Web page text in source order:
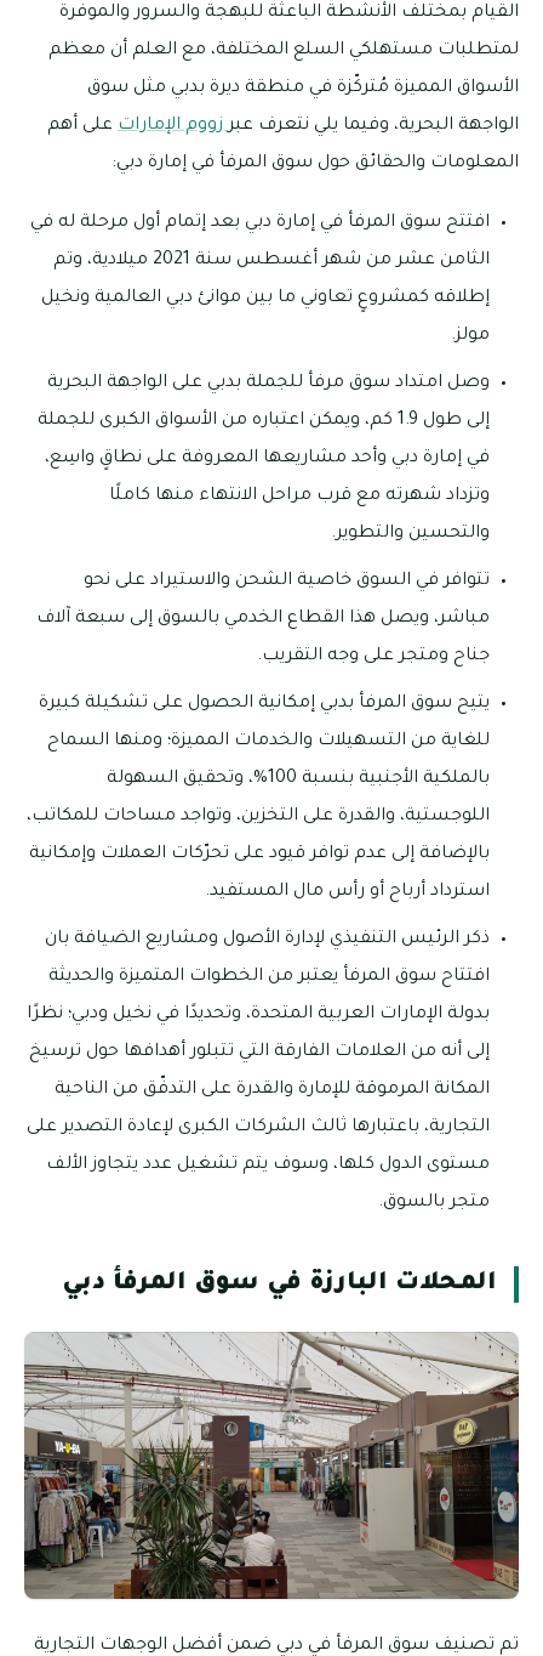
القيام بمختلف الأنشطة الباعثة للبهجة والسرور والموفرة
لمتطلبات مستهلكي السلع المختلفة، مع العلم أن معظم
الأسواق المميزة مُتركّزة في منطقة ديرة بدبي مثل سوق
الواجهة البحرية، وفيما يلي نتعرف عبرزووم الإمارات على أهم
المعلومات والحقائق حول سوق المرفأ في إمارة دبي:
افتتح سوق المرفأ في إمارة دبي بعد إتمام أول مرحلة له في
الثامن عشر من شهر أغسطس سنة 2021 ميلادية، وتم
إطلاقه كمشروعٍ تعاوني ما بين موانئ دبي العالمية ونخيل
مولز.
وصل امتداد سوق مرفأ للجملة بدبي على الواجهة البحرية
إلى طول 1.9 كم، ويمكن اعتباره من الأسواق الكبرى للجملة
في إمارة دبي وأحد مشاريعها المعروفة على نطاقٍ واسِع،
وتزداد شهرته مع قرب مراحل الانتهاء منها كاملًا
والتحسين والتطوير.
تتوافر في السوق خاصية الشحن والاستيراد على نحو
مباشر، ويصل هذا القطاع الخدمي بالسوق إلى سبعة آلاف
جناح ومتجر على وجه التقريب.
يتيح سوق المرفأ بدبي إمكانية الحصول على تشكيلة كبيرة
للغاية من التسهيلات والخدمات المميزة؛ ومنها السماح
بالملكية الأجنبية بنسبة 100%، وتحقيق السهولة
اللوجستية، والقدرة على التخزين، وتواجد مساحات للمكاتب،
بالإضافة إلى عدم توافر قيود على تحرّكات العملات وإمكانية
استرداد أرباح أو رأس مال المستفيد.
ذكر الرئيس التنفيذي لإدارة الأصول ومشاريع الضيافة بان
افتتاح سوق المرفأ يعتبر من الخطوات المتميزة والحديثة
بدولة الإمارات العربية المتحدة، وتحديدًا في نخيل ودبي؛ نظرًا
إلى أنه من العلامات الفارقة التي تتبلور أهدافها حول ترسيخ
المكانة المرموقة للإمارة والقدرة على التدفّق من الناحية
التجارية، باعتبارها ثالث الشركات الكبرى لإعادة التصدير على
مستوى الدول كلها، وسوف يتم تشغيل عدد يتجاوز الألف
متجر بالسوق.
المحلات البارزة في سوق المرفأ دبي
تم تصنيف سوق المرفأ في دبي ضمن أفضل الوجهات التجارية